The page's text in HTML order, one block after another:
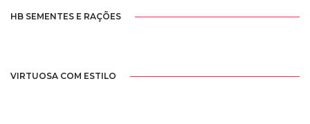
HB SEMENTES E RAÇÕES
VIRTUOSA COM ESTILO